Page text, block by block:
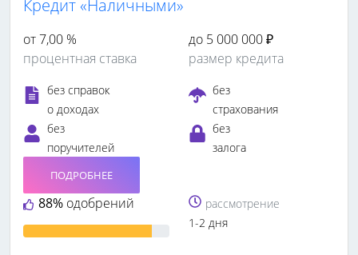
Кредит «Наличными»
от 7,00 %
процентная ставка
до 5 000 000 ₽
размер кредита
без справок
о доходах
без
страхования
без
поручителей
без
залога
88% одобрений
ПОДРОБНЕЕ
рассмотрение
1-2 дня